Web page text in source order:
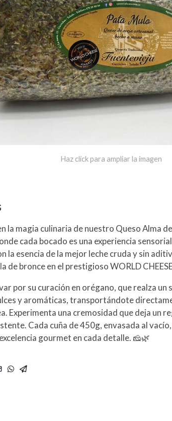
Haz click para ampliar la imagen
la magia culinaria de nuestro Queso Alma
cada bocado es una experiencia
la esencia de la mejor leche cruda y sin
de bronce en el prestigioso WORLD
por su curación en orégano, que realza un
y aromáticas, transportándote
Experimenta una cremosidad que deja un
Cada cuña de 450g, envasada al
gourmet en cada detalle. 🧀🌿